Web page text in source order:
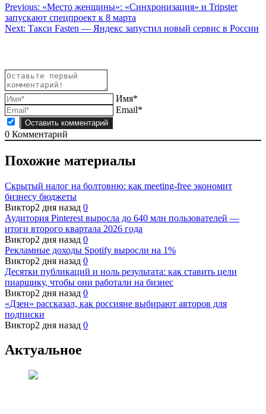
Навигация
по
Previous: «Место женщины»: «Синхронизация» и Tripster
запускают спецпроект к 8 марта
Next: Такси Fasten — Яндекс запустил новый сервис в России
Имя*
Email*
0 Комментарий
Похожие материалы
Скрытый налог на болтовню: как meeting-free экономит
бизнесу бюджеты
Виктор2 дня назад 0
Аудитория Pinterest выросла до 640 млн пользователей —
итоги второго квартала 2026 года
Виктор2 дня назад 0
Рекламные доходы Spotify выросли на 1%
Виктор2 дня назад 0
Десятки публикаций и ноль результата: как ставить цели
пиарщику, чтобы они работали на бизнес
Виктор2 дня назад 0
«Дзен» рассказал, как россияне выбирают авторов для
подписки
Виктор2 дня назад 0
Актуальное